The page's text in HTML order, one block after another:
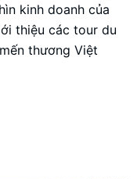
kinh doanh của
thiệu các tour du
thương Việt